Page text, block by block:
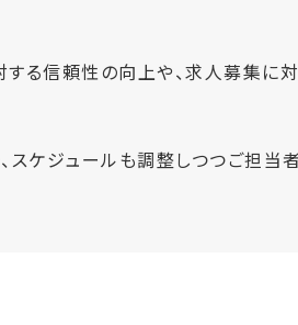
る信頼性の向上や、求人募集に
スケジュールも調整しつつご担